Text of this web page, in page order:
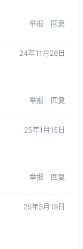
举报 回复
24年11月26日
举报 回复
25年1月15日
举报 回复
25年5月19日